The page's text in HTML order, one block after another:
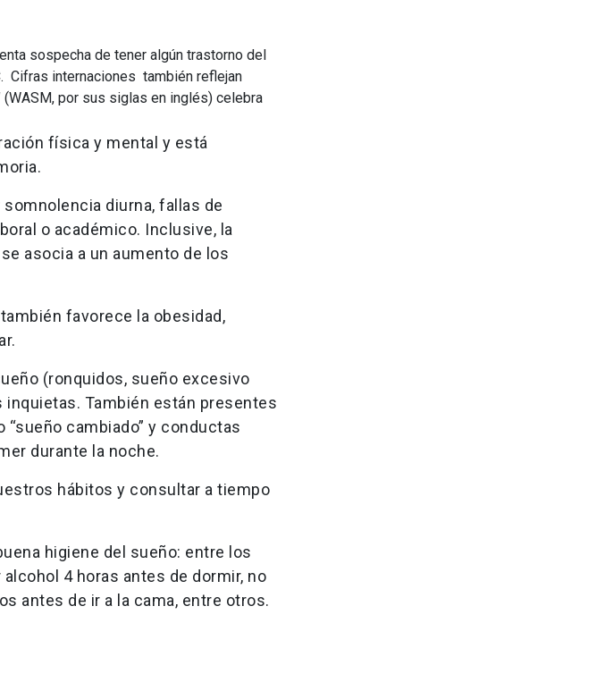
sospecha de tener algún trastorno del
Cifras internaciones también reflejan
por sus siglas en inglés) celebra
física y mental y está
diurna, fallas de
o académico. Inclusive, la
asocia a un aumento de los
favorece la obesidad,
(ronquidos, sueño excesivo
inquietas. También están presentes
cambiado” y conductas
durante la noche.
hábitos y consultar a tiempo
higiene del sueño: entre los
4 horas antes de dormir, no
antes de ir a la cama, entre otros.